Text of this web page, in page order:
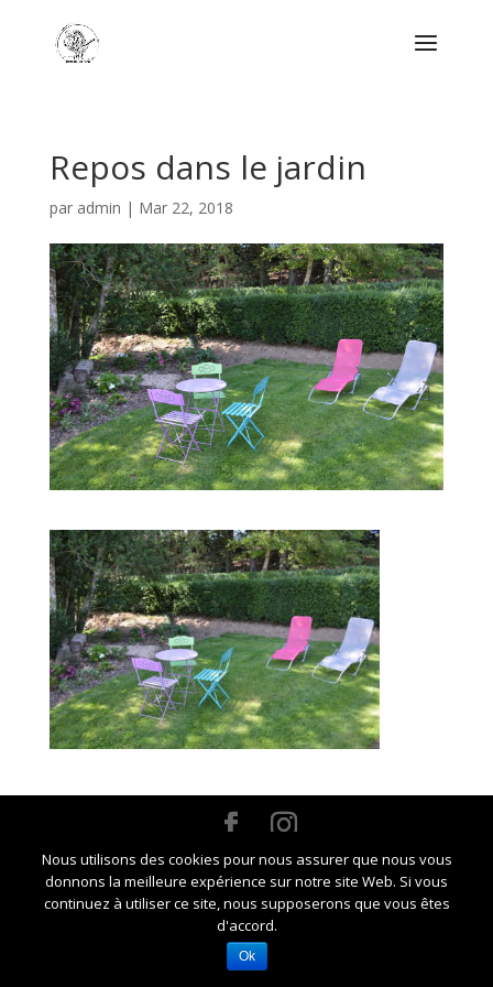
Repos dans le jardin
par admin | Mar 22, 2018
Crédits Marie-Noelle CHAUZY -Mentions légales et
RGPD
Nous utilisons des cookies pour nous assurer que nous vous
donnons la meilleure expérience sur notre site Web. Si vous
continuez à utiliser ce site, nous supposerons que vous êtes
d'accord.
Ok